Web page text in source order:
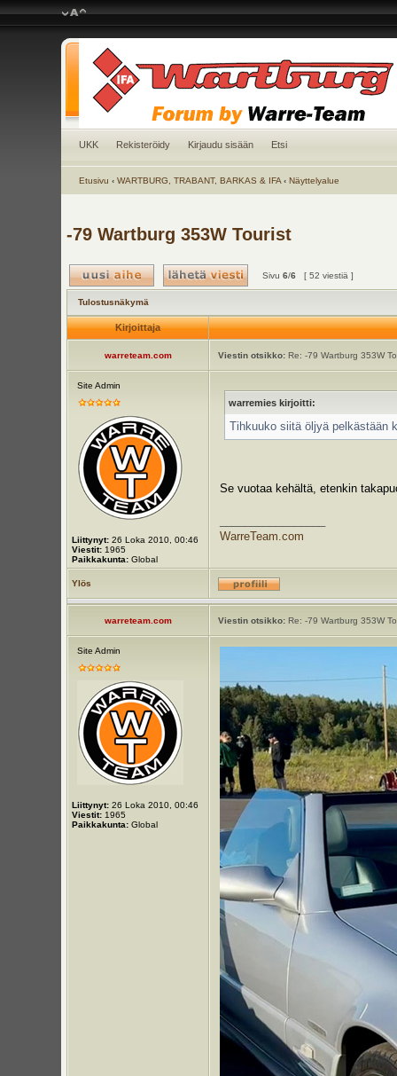
UKK Rekisteröidy Kirjaudu sisään Etsi
Etusivu ‹ WARTBURG, TRABANT, BARKAS & IFA ‹ Näyttelyalue
-79 Wartburg 353W Tourist
Sivu 6/6 [ 52 viestiä ]
Tulostusnäkymä
Kirjoittaja
warreteam.com Viestin otsikko:Re: -79 Wartburg 353W
Site Admin
Liittynyt:26 Loka 2010, 00:46
Viestit:1965
Paikkakunta:Global
warremies kirjoitti:
Tihkuuko siitä öljyä pelkästään
Se vuotaa kehältä, etenkin
WarreTeam.com
Ylös
warreteam.com Viestin otsikko:Re: -79 Wartburg 353W
Site Admin
Liittynyt:26 Loka 2010, 00:46
Viestit:1965
Paikkakunta:Global